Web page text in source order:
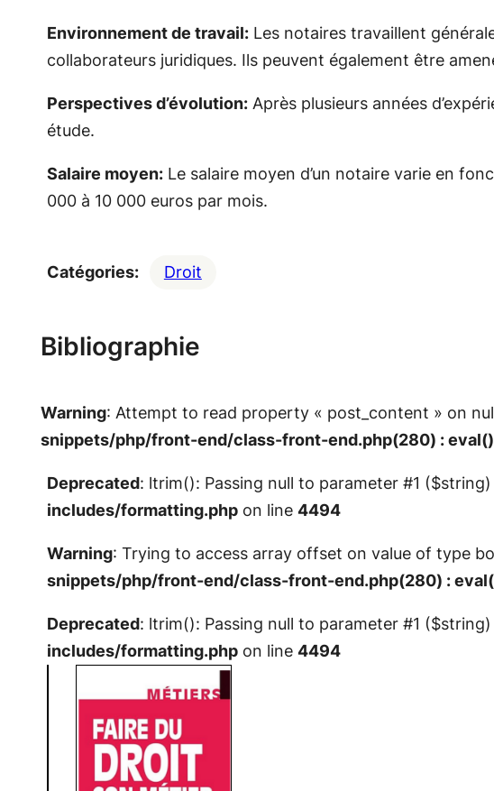
Environnement de travail:Les notaires travaillent
collaborateurs juridiques. Ils peuvent également être
Perspectives d’évolution:Après plusieurs années
étude.
Salaire moyen:Le salaire moyen d’un notaire varie en
000 à 10 000 euros par mois.
Catégories: Droit
Bibliographie
Warning: Attempt to read property « post_content » on
snippets/php/front-end/class-front-end.php(280) :
Deprecated: ltrim(): Passing null to parameter #1
includes/formatting.phpon line 4494
Warning: Trying to access array offset on value of type
snippets/php/front-end/class-front-end.php(280) :
Deprecated: ltrim(): Passing null to parameter #1
includes/formatting.phpon line 4494